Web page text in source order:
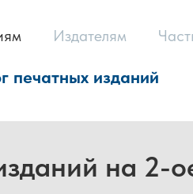
Издателям
печатных изданий
на 2-